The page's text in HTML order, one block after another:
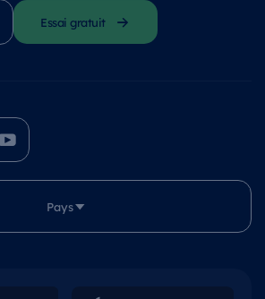
Essai gratuit
Pays